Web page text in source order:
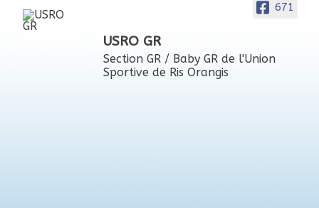
671
USRO GR
Section GR / Baby GR de l'Union
Sportive de Ris Orangis